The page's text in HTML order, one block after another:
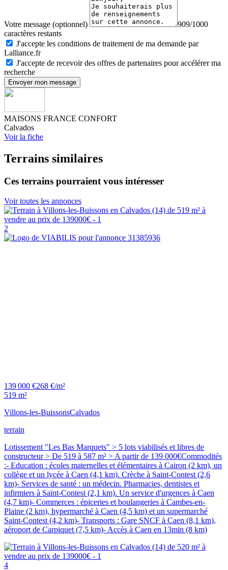
Votre message (optionnel)
909/1000
caractères restants
J'accepte les conditions de traitement de ma demande par
Lalliance.fr
J'accepte de recevoir des offres de partenaires pour accélérer ma
recherche
Envoyer mon message
MAISONS FRANCE CONFORT
Calvados
Voir la fiche
Terrains similaires
Ces terrains pourraient vous intéresser
Voir toutes les annonces
2
139 000 €268 €/m²
519 m²
Villons-les-BuissonsCalvados
terrain
Lotissement "Les Bas Marquets" > 5 lots viabilisés et libres de
constructeur > De 519 à 587 m² > A partir de 139 000€Commodités
:- Education : écoles maternelles et élémentaires à Cairon (2 km), un
collège et un lycée à Caen (4,1 km). Crèche à Saint-Contest (2,6
km)- Services de santé : un médecin. Pharmacies, dentistes et
infirmiers à Saint-Contest (2,1 km). Un service d'urgences à Caen
(4,7 km)- Commerces : épiceries et boulangeries à Cambes-en-
Plaine (2 km), hypermarché à Caen (4,5 km) et un supermarché
Saint-Contest (4,2 km)- Transports : Gare SNCF à Caen (8,1 km),
aéroport de Carpiquet (7,5 km)- Accès à Caen en 13min (8 km)
4